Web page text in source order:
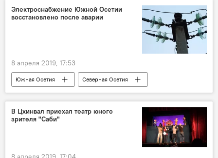
Электроснабжение Южной Осетии
восстановлено после аварии
8 апреля 2019, 17:53
Южная Осетия
Северная Осетия
Происшествия
Новости
В Цхинвал приехал театр юного
зрителя "Саби"